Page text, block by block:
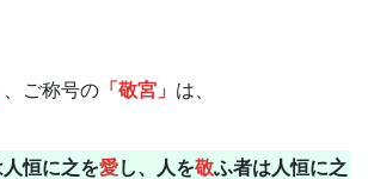
、ご称号の 「敬宮」 は、
恒に之を愛し、人を敬ふ者は人恒に之